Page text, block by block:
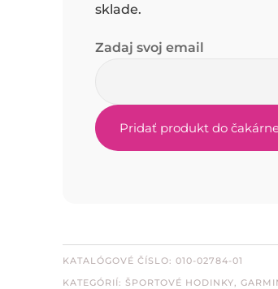
sklade.
Zadaj svoj email
KATALÓGOVÉ ČÍSLO:010-02784-01
KATEGÓRIÍ:ŠPORTOVÉ HODINKY,